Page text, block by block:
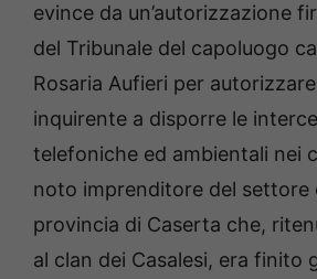
evince da un’autorizzazione
del Tribunale del capoluogo
Rosaria Aufieri per
inquirente a disporre le
telefoniche ed ambientali nei
noto imprenditore del settore
provincia di Caserta che,
al clan dei Casalesi, era finito